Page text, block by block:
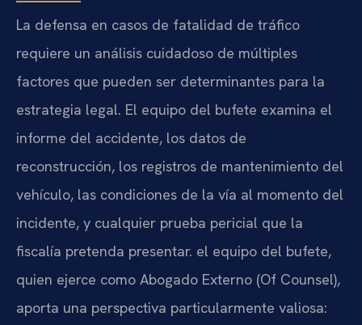
La defensa en casos de fatalidad de tráfico
requiere un análisis cuidadoso de múltiples
factores que pueden ser determinantes para la
estrategia legal. El equipo del bufete examina el
informe del accidente, los datos de
reconstrucción, los registros de mantenimiento del
vehículo, las condiciones de la vía al momento del
incidente, y cualquier prueba pericial que la
fiscalía pretenda presentar. el equipo del bufete,
quien ejerce como Abogado Externo (Of Counsel),
aporta una perspectiva particularmente valiosa: